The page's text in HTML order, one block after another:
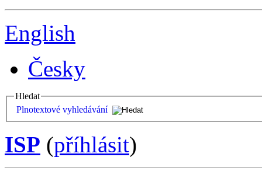
English
Česky
Hledat
Plnotextové vyhledávání
ISP (příhlásit)